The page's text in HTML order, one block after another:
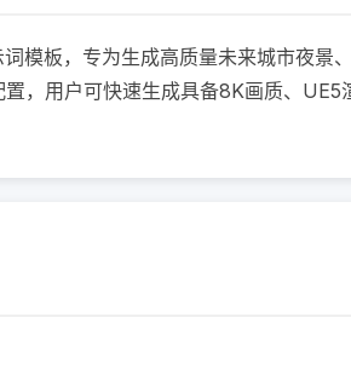
模板，专为生成高质量未来城市夜景
，用户可快速生成具备8K画质、